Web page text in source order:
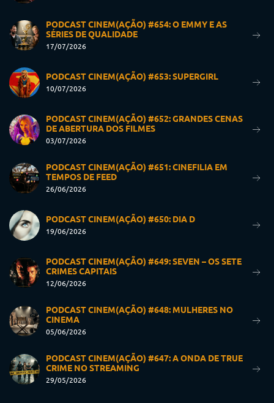
PODCAST CINEM(AÇÃO) #654: O EMMY E AS
SÉRIES DE QUALIDADE
17/07/2026
PODCAST CINEM(AÇÃO) #653: SUPERGIRL
10/07/2026
PODCAST CINEM(AÇÃO) #652: GRANDES CENAS
DE ABERTURA DOS FILMES
03/07/2026
PODCAST CINEM(AÇÃO) #651: CINEFILIA EM
TEMPOS DE FEED
26/06/2026
PODCAST CINEM(AÇÃO) #650: DIA D
19/06/2026
PODCAST CINEM(AÇÃO) #649: SEVEN – OS SETE
CRIMES CAPITAIS
12/06/2026
PODCAST CINEM(AÇÃO) #648: MULHERES NO
CINEMA
05/06/2026
PODCAST CINEM(AÇÃO) #647: A ONDA DE TRUE
CRIME NO STREAMING
29/05/2026